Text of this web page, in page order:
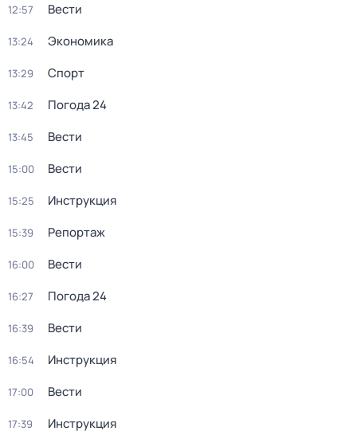
12:57 Вести
13:24 Экономика
13:29 Спорт
13:42 Погода 24
13:45 Вести
15:00 Вести
15:25 Инструкция
15:39 Репортаж
16:00 Вести
16:27 Погода 24
16:39 Вести
16:54 Инструкция
17:00 Вести
17:39 Инструкция